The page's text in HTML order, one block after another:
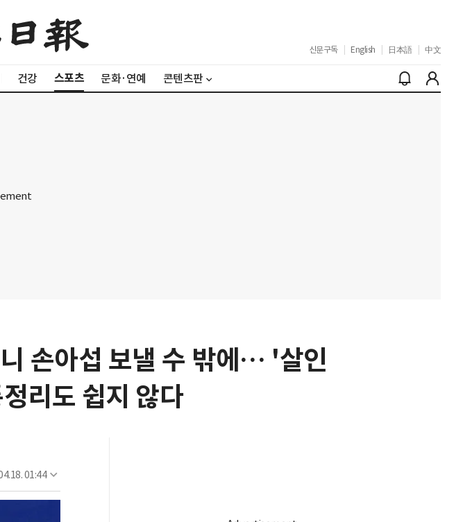
신문구독 English 日本語 中文
건강 스포츠 문화·연예 콘텐츠판
손아섭 보낼 수 밖에… '살인
리도 쉽지 않다
01:44